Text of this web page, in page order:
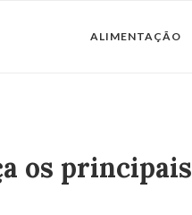
ALIMENTAÇÃO
os principais